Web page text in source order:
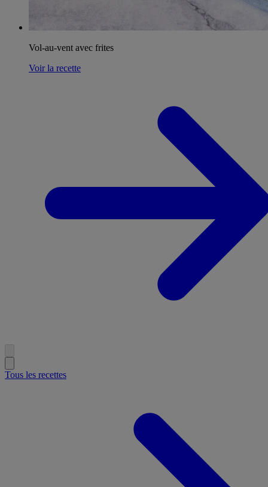
Vol-au-vent avec frites
Voir la recette
Tous les recettes